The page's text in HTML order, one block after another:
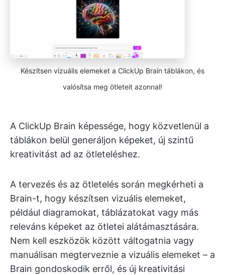
Készítsen vizuális elemeket a ClickUp Brain táblákon, és
valósítsa meg ötleteit azonnal!
A ClickUp Brain képessége, hogy közvetlenül a
táblákon belül generáljon képeket, új szintű
kreativitást ad az ötleteléshez.
A tervezés és az ötletelés során megkérheti a
Brain-t, hogy készítsen vizuális elemeket,
például diagramokat, táblázatokat vagy más
releváns képeket az ötletei alátámasztására.
Nem kell eszközök között váltogatnia vagy
manuálisan megterveznie a vizuális elemeket – a
Brain gondoskodik erről, és új kreativitási